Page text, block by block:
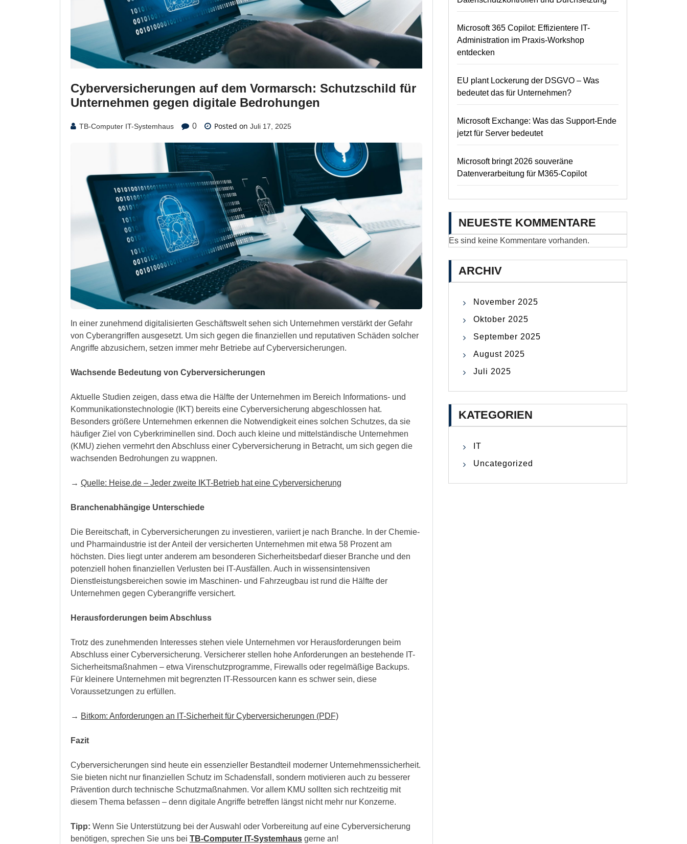
Cyberversicherungen auf dem Vormarsch: Schutzschild für
Unternehmen gegen digitale Bedrohungen
TB-Computer IT-Systemhaus 0 Posted on Juli 17, 2025
In einer zunehmend digitalisierten Geschäftswelt sehen sich Unternehmen verstärkt der Gefahr
von Cyberangriffen ausgesetzt. Um sich gegen die finanziellen und reputativen Schäden solcher
Angriffe abzusichern, setzen immer mehr Betriebe auf Cyberversicherungen.
Wachsende Bedeutung von Cyberversicherungen
Aktuelle Studien zeigen, dass etwa die Hälfte der Unternehmen im Bereich Informations- und
Kommunikationstechnologie (IKT) bereits eine Cyberversicherung abgeschlossen hat.
Besonders größere Unternehmen erkennen die Notwendigkeit eines solchen Schutzes, da sie
häufiger Ziel von Cyberkriminellen sind. Doch auch kleine und mittelständische Unternehmen
(KMU) ziehen vermehrt den Abschluss einer Cyberversicherung in Betracht, um sich gegen die
wachsenden Bedrohungen zu wappnen.
→ Quelle: Heise.de – Jeder zweite IKT-Betrieb hat eine Cyberversicherung
Branchenabhängige Unterschiede
Die Bereitschaft, in Cyberversicherungen zu investieren, variiert je nach Branche. In der Chemie-
und Pharmaindustrie ist der Anteil der versicherten Unternehmen mit etwa 58 Prozent am
höchsten. Dies liegt unter anderem am besonderen Sicherheitsbedarf dieser Branche und den
potenziell hohen finanziellen Verlusten bei IT-Ausfällen. Auch in wissensintensiven
Dienstleistungsbereichen sowie im Maschinen- und Fahrzeugbau ist rund die Hälfte der
Unternehmen gegen Cyberangriffe versichert.
Herausforderungen beim Abschluss
Trotz des zunehmenden Interesses stehen viele Unternehmen vor Herausforderungen beim
Abschluss einer Cyberversicherung. Versicherer stellen hohe Anforderungen an bestehende IT-
Sicherheitsmaßnahmen – etwa Virenschutzprogramme, Firewalls oder regelmäßige Backups.
Für kleinere Unternehmen mit begrenzten IT-Ressourcen kann es schwer sein, diese
Voraussetzungen zu erfüllen.
→ Bitkom: Anforderungen an IT-Sicherheit für Cyberversicherungen (PDF)
Fazit
Cyberversicherungen sind heute ein essenzieller Bestandteil moderner Unternehmenssicherheit.
Sie bieten nicht nur finanziellen Schutz im Schadensfall, sondern motivieren auch zu besserer
Prävention durch technische Schutzmaßnahmen. Vor allem KMU sollten sich rechtzeitig mit
diesem Thema befassen – denn digitale Angriffe betreffen längst nicht mehr nur Konzerne.
Tipp: Wenn Sie Unterstützung bei der Auswahl oder Vorbereitung auf eine Cyberversicherung
benötigen, sprechen Sie uns bei TB-Computer IT-Systemhaus gerne an!
Microsoft 365 Copilot: Effizientere IT-
Administration im Praxis-Workshop
entdecken
EU plant Lockerung der DSGVO – Was
bedeutet das für Unternehmen?
Microsoft Exchange: Was das Support-Ende
jetzt für Server bedeutet
Microsoft bringt 2026 souveräne
Datenverarbeitung für M365-Copilot
NEUESTE KOMMENTARE
Es sind keine Kommentare vorhanden.
ARCHIV
November 2025
Oktober 2025
September 2025
August 2025
Juli 2025
KATEGORIEN
IT
Uncategorized